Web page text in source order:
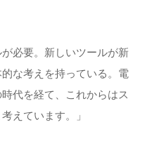
が必要。新しいツールが新
な考えを持っている。電
代を経て、これからはス
えています。」